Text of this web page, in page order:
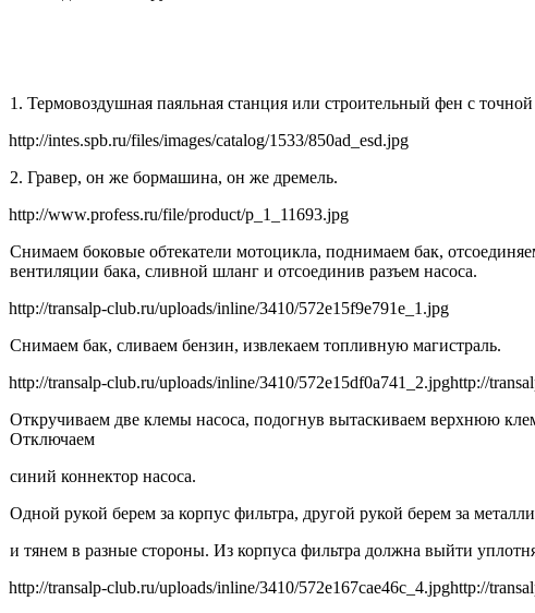
1. Термовоздушная паяльная станция или строительный фен с
http://intes.spb.ru/files/images/catalog/1533/850ad_esd.jpg
2. Гравер, он же бормашина, он же дремель.
http://www.profess.ru/file/product/p_1_11693.jpg
Снимаем боковые обтекатели мотоцикла, поднимаем бак,
вентиляции бака, сливной шланг и отсоединив разъем насоса.
http://transalp-club.ru/uploads/inline/3410/572e15f9e791e_1.jpg
Снимаем бак, сливаем бензин, извлекаем топливную магистраль.
http://transalp-club.ru/uploads/inline/3410/572e15df0a741_2.jpghttp://
Откручиваем две клемы насоса, подогнув вытаскиваем верхнюю
Отключаем
синий коннектор насоса.
Одной рукой берем за корпус фильтра, другой рукой берем за
и тянем в разные стороны. Из корпуса фильтра должна выйти
http://transalp-club.ru/uploads/inline/3410/572e167cae46c_4.jpghttp://